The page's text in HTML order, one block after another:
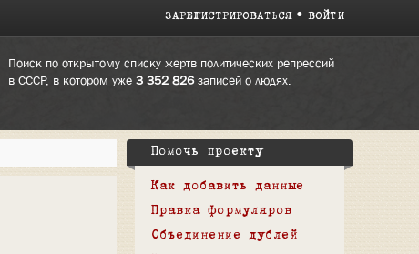
ЗАРЕГИСТРИРОВАТЬСЯ ВОЙТИ
Поиск по открытому списку жертв политических репрессий
в СССР, в котором уже 3 352 826записей о людях.
Помочь проекту
Как добавить данные
Правка формуляров
Объединение дублей